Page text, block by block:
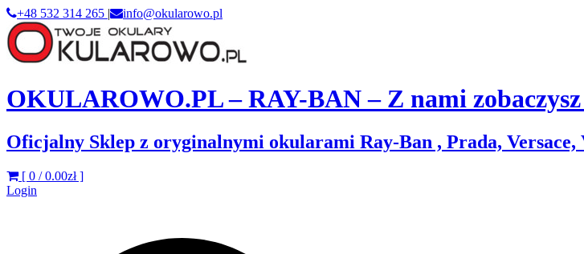
+48 532 314 265 | info@okularowo.pl
OKULAROWO.PL – RAY-BAN – Z nami
Oficjalny Sklep z oryginalnymi okularami Ray-Ban , Prada,
[ 0 /0.00zł]
Login